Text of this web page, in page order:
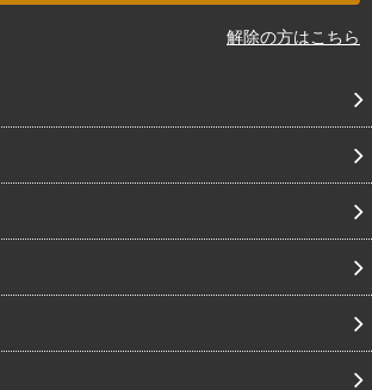
解除の方はこちら